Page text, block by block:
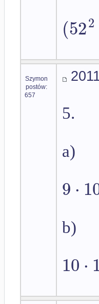
(522
Szymon
postów:
657
5.
a)
9⋅
b)
10⋅